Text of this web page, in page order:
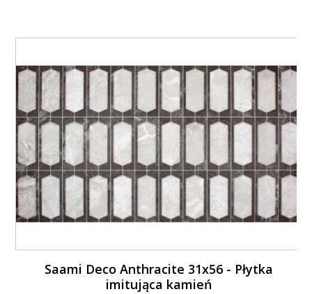
Saami Deco Anthracite 31x56 - Płytka
imitująca kamień